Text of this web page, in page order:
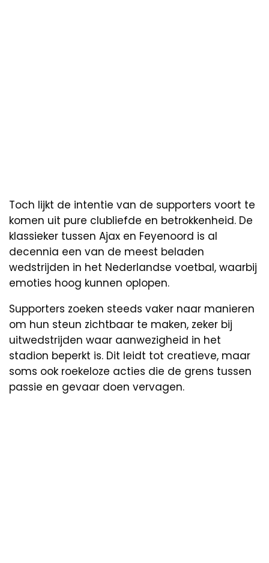
Toch lijkt de intentie van de supporters voort te
komen uit pure clubliefde en betrokkenheid. De
klassieker tussen Ajax en Feyenoord is al
decennia een van de meest beladen
wedstrijden in het Nederlandse voetbal, waarbij
emoties hoog kunnen oplopen.
Supporters zoeken steeds vaker naar manieren
om hun steun zichtbaar te maken, zeker bij
uitwedstrijden waar aanwezigheid in het
stadion beperkt is. Dit leidt tot creatieve, maar
soms ook roekeloze acties die de grens tussen
passie en gevaar doen vervagen.